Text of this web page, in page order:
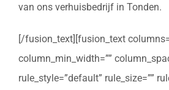
van ons verhuisbedrijf in Tonden.
[/fusion_text][fusion_text
column_min_width=””
rule_style=”default” rule_size=””